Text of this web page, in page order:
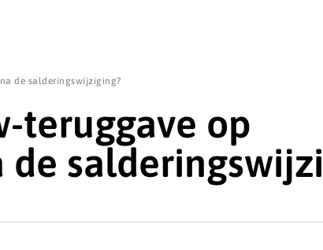
de salderingswijziging?
teruggave op